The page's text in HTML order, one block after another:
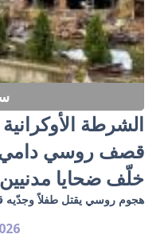
الشرطة
قصف روسي
خلّف ضحايا مدنيين
هجوم روسي يقتل طفلاً وجدّيه